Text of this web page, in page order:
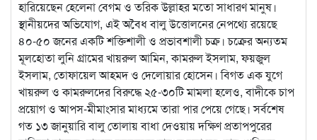
হারিয়েছেন হেলেনা বেগম ও তরিক উল্লাহর মতো সাধারণ মানুষ।
স্থানীয়দের অভিযোগ, এই অবৈধ বালু উত্তোলনের নেপথ্যে রয়েছে
৪০-৫০ জনের একটি শক্তিশালী ও প্রভাবশালী চক্র। চক্রের অন্যতম
মূলহোতা লুনি গ্রামের খায়রুল আমিন, কামরুল ইসলাম, ফয়জুল
ইসলাম, তোফায়েল আহমদ ও দেলোয়ার হোসেন। বিগত এক যুগে
খায়রুল ও কামরুলদের বিরুদ্ধে ২৫-৩০টি মামলা হলেও, বাদীকে চাপ
প্রয়োগ ও আপস-মীমাংসার মাধ্যমে তারা পার পেয়ে গেছে। সর্বশেষ
গত ১৩ জানুয়ারি বালু তোলায় বাধা দেওয়ায় দক্ষিণ প্রতাপপুরের